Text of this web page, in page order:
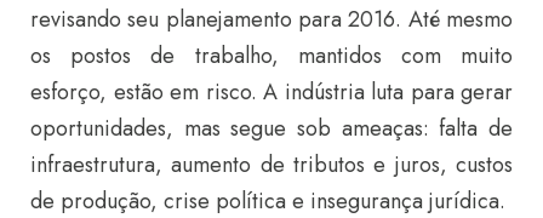
revisando seu planejamento para 2016. Até mesmo
os postos de trabalho, mantidos com muito
esforço, estão em risco. A indústria luta para gerar
oportunidades, mas segue sob ameaças: falta de
infraestrutura, aumento de tributos e juros, custos
de produção, crise política e insegurança jurídica.